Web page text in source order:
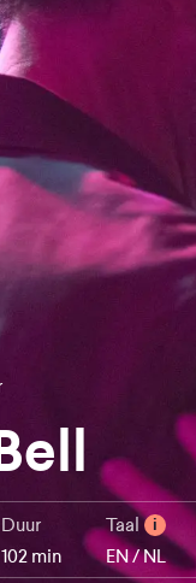
Duur
102 min
Taal i
EN / NL